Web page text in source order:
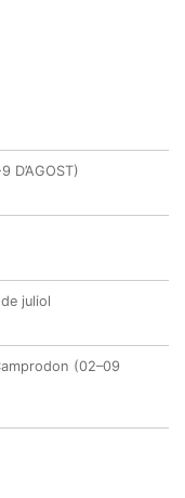
D’AGOST)
juliol
(02–09